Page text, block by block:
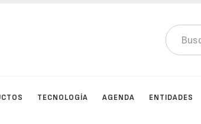
TECNOLOGÍA AGENDA ENTIDADES